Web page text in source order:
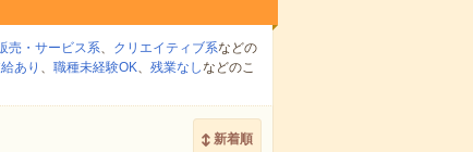
売・サービス系、 クリエイティブ系などの
あり 、 職種未経験OK、 残業なしなどのこ
新着順